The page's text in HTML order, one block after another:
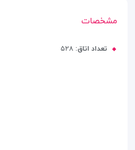
مشخصات
تعداد اتاق: ۵۲۸